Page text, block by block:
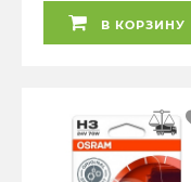
В КОРЗИНУ